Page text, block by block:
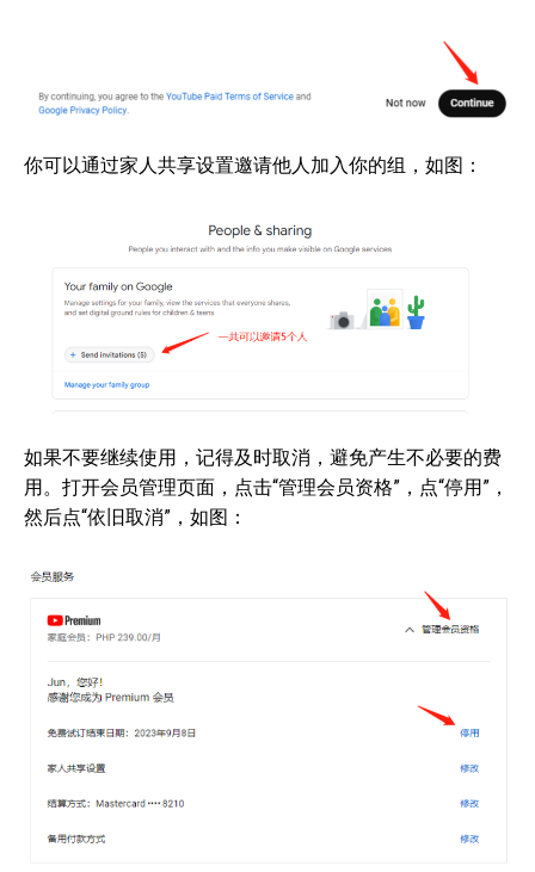
你可以通过家人共享设置邀请他人加入你的组，如图：
如果不要继续使用，记得及时取消，避免产生不必要的费
用。打开会员管理页面，点击“管理会员资格”，点“停用”，
然后点“依旧取消”，如图：